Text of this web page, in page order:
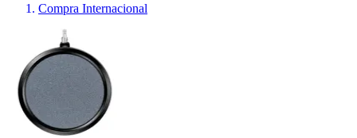
Compra Internacional